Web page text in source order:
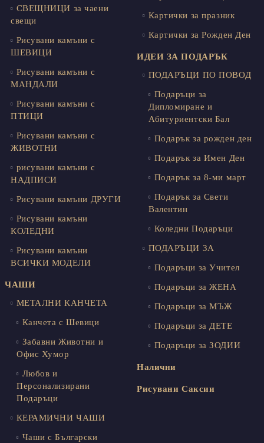
СВЕЩНИЦИ за чаени
свещи
Рисувани камъни с
ШЕВИЦИ
Рисувани камъни с
МАНДАЛИ
Рисувани камъни с
ПТИЦИ
Рисувани камъни с
ЖИВОТНИ
рисувани камъни с
НАДПИСИ
Рисувани камъни ДРУГИ
Рисувани камъни
КОЛЕДНИ
Рисувани камъни
ВСИЧКИ МОДЕЛИ
ЧАШИ
МЕТАЛНИ КАНЧЕТА
Канчета с Шевици
Забавни Животни и
Офис Хумор
Любов и
Персонализирани
Подаръци
КЕРАМИЧНИ ЧАШИ
Чаши с Български
Картички за празник
Картички за Рожден Ден
ИДЕИ ЗА ПОДАРЪК
ПОДАРЪЦИ ПО ПОВОД
Подаръци за
Дипломиране и
Абитуриентски Бал
Подарък за рожден ден
Подарък за Имен Ден
Подарък за 8-ми март
Подарък за Свети
Валентин
Коледни Подаръци
ПОДАРЪЦИ ЗА
Подаръци за Учител
Подаръци за ЖЕНА
Подаръци за МЪЖ
Подаръци за ДЕТЕ
Подаръци за ЗОДИИ
Налични
Рисувани Саксии